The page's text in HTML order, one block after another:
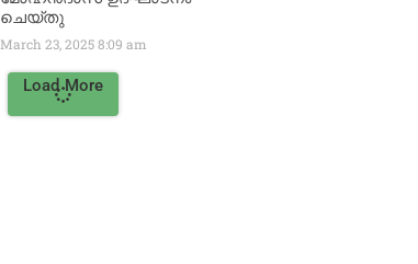
ചെയ്‌തു
March 23, 20258:09 am
Load More